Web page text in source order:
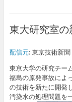
東大研究室
配信元: 東京技術新
東京大学の研究チー
福島の原発事故によ
の技術を新たに開発
汚染水の処理問題を